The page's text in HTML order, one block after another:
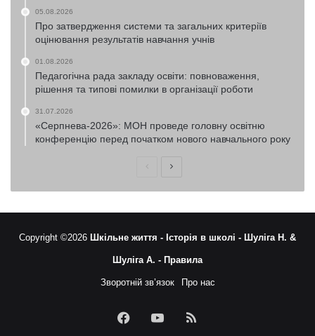
05.08.2026
Про затвердження системи та загальних критеріїв
оцінювання результатів навчання учнів
01.08.2026
Педагогічна рада закладу освіти: повноваження,
рішення та типові помилки в організації роботи
31.07.2026
«Серпнева-2026»: МОН проведе головну освітню
конференцію перед початком нового навчального року
ПопередняНаступна
Copyright ©2026 Шкільне життя - Історія в школі - Шуліга Н. &
Шуліга А. - Правила
Зворотній зв’язок Про нас
FacebookYouTubeRSS